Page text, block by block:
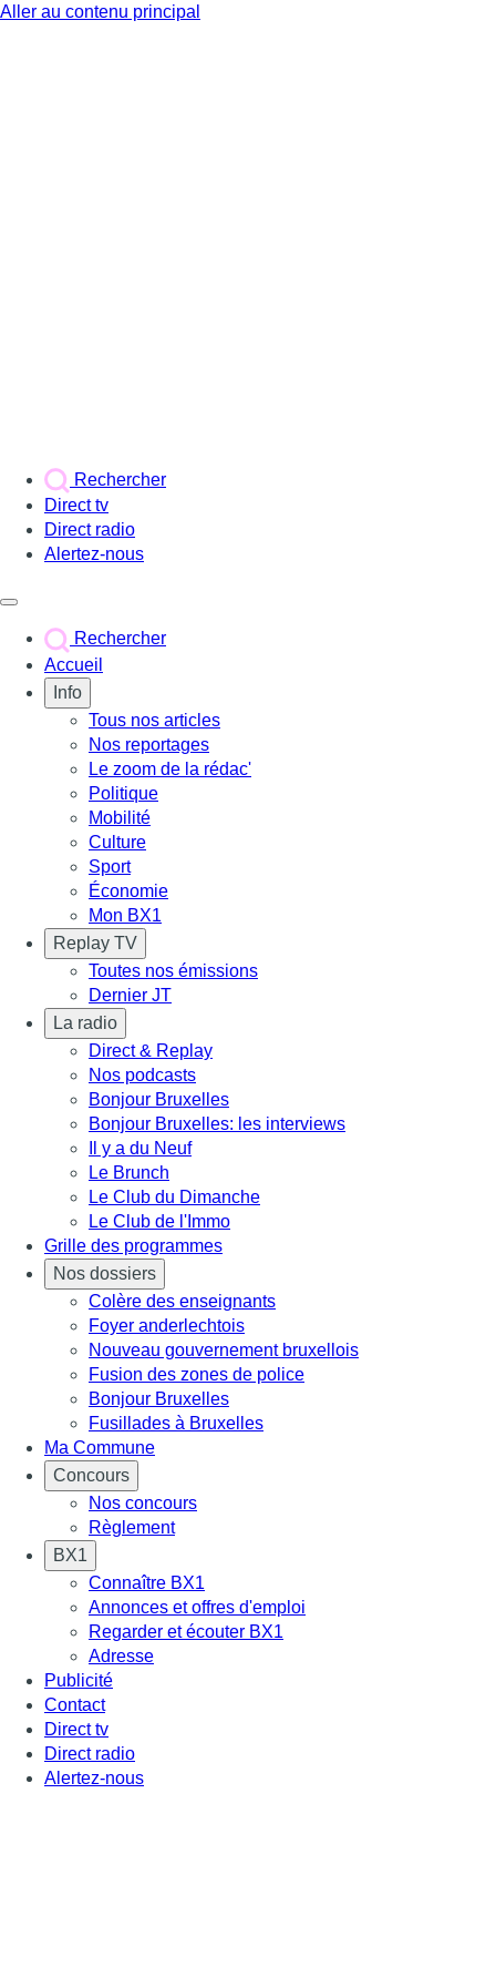
Aller au contenu principal
Rechercher
Direct tv
Direct radio
Alertez-nous
Rechercher
Accueil
Info
Tous nos articles
Nos reportages
Le zoom de la rédac'
Politique
Mobilité
Culture
Sport
Économie
Mon BX1
Replay TV
Toutes nos émissions
Dernier JT
La radio
Direct & Replay
Nos podcasts
Bonjour Bruxelles
Bonjour Bruxelles: les interviews
Il y a du Neuf
Le Brunch
Le Club du Dimanche
Le Club de l'Immo
Grille des programmes
Nos dossiers
Colère des enseignants
Foyer anderlechtois
Nouveau gouvernement bruxellois
Fusion des zones de police
Bonjour Bruxelles
Fusillades à Bruxelles
Ma Commune
Concours
Nos concours
Règlement
BX1
Connaître BX1
Annonces et offres d'emploi
Regarder et écouter BX1
Adresse
Publicité
Contact
Direct tv
Direct radio
Alertez-nous